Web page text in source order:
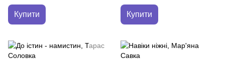
Купити Купити